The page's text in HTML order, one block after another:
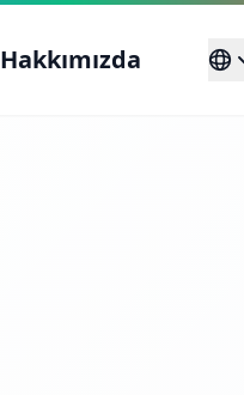
Hakkımızda